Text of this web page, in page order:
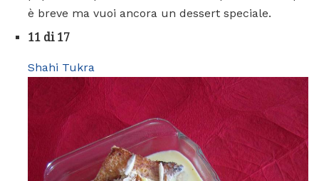
è breve ma vuoi ancora un dessert speciale.
11 di 17
Shahi Tukra